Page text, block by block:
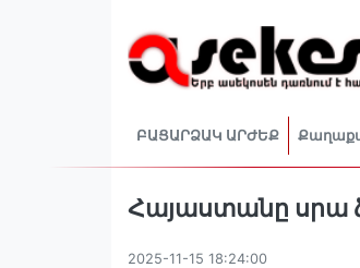
ԲԱՑԱՐՁԱԿ ԱՐԺԵՔ
Հայաստանը սրա
2025-11-15 18:24:00